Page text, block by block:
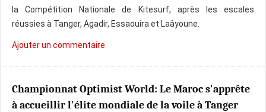
la Compétition Nationale de Kitesurf, après les escales
réussies à Tanger, Agadir, Essaouira et Laâyoune.
Ajouter un commentaire
Championnat Optimist World: Le Maroc s'apprête
à accueillir l'élite mondiale de la voile à Tanger